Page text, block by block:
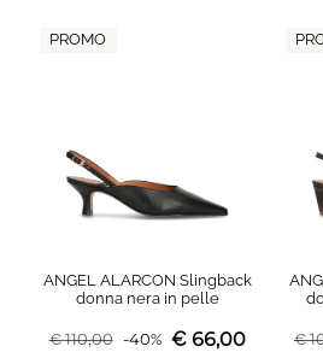
PROMO
ANGEL ALARCON Slingback
donna nera in pelle
€110,00 -40% € 66,00 €